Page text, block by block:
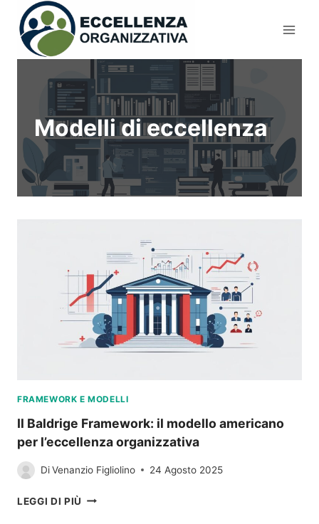
Salta
contenuto
Modelli di eccellenza
FRAMEWORK E MODELLI
Il Baldrige Framework: il modello americano
per l’eccellenza organizzativa
DiVenanzio Figliolino 24 Agosto 2025
LEGGI DI PIÙ IL